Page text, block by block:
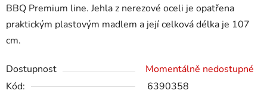
BBQ Premium line. Jehla z nerezové oceli je opatřena
praktickým plastovým madlem a její celková délka je 107
cm.
Dostupnost
Momentálně nedostupné
Kód:
6390358